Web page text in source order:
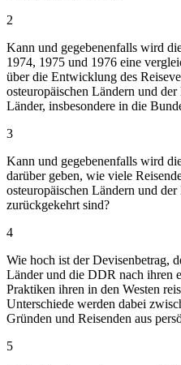
2
Kann und gegebenenfalls wird
1974, 1975 und 1976 eine
über die Entwicklung des
osteuropäischen Ländern und
Länder, insbesondere in die
3
Kann und gegebenenfalls wird
darüber geben, wie viele
osteuropäischen Ländern und
zurückgekehrt sind?
4
Wie hoch ist der Devisenbetrag,
Länder und die DDR nach ihren
Praktiken ihren in den Westen
Unterschiede werden dabei
Gründen und Reisenden aus
5